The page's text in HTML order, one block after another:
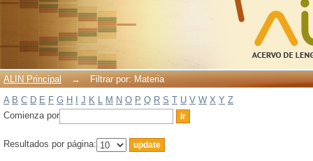
ALIN Principal →
Filtrar por: Materia
A B C D E F G H J K L M N O P Q R S T U V W X Y Z
Comienza por
Resultados por página: